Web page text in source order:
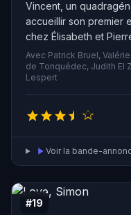
Vincent, un
accueillir son premier
chez Élisabeth et
il retrouve Claude, un
impatients d'en savoir
père, mais lorsque
pour son enfant à
inattendue et chaotique.
Avec Patrick Bruel,
de Tonquédec, Judith El
Lespert
Voir la bande-
#19